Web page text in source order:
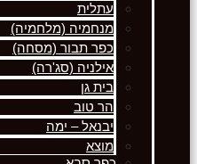
עתלית
מנחמיה (מלחמיה)
כפר תבור (מסחה)
אילניה (סג'רה)
בית גן
הר טוב
יבנאל – ימה
מוצא